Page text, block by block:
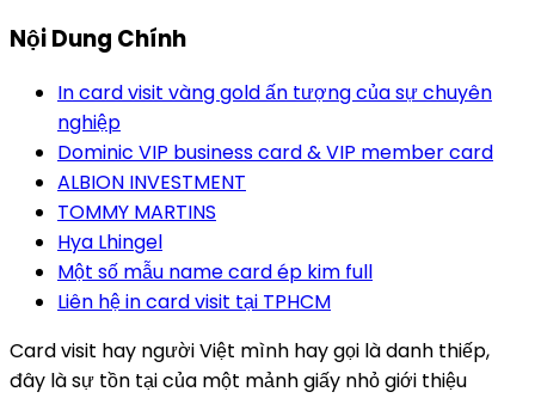
Nội Dung Chính
In card visit vàng gold ấn tượng của sự chuyên
nghiệp
Dominic VIP business card & VIP member card
ALBION INVESTMENT
TOMMY MARTINS
Hya Lhingel
Một số mẫu name card ép kim full
Liên hệ in card visit tại TPHCM
Card visit hay người Việt mình hay gọi là danh thiếp,
đây là sự tồn tại của một mảnh giấy nhỏ giới thiệu